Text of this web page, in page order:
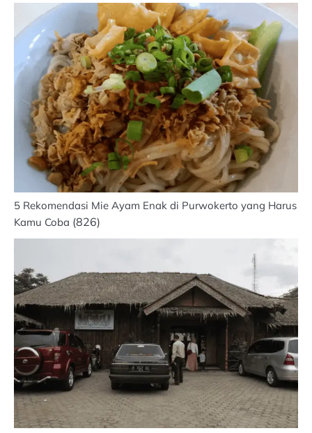
5 Rekomendasi Mie Ayam Enak di Purwokerto yang Harus
Kamu Coba (826)